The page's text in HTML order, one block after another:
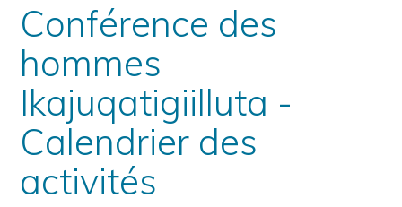
de
police
normale
Conférence des
hommes
Ikajuqatigiilluta -
Calendrier des
activités